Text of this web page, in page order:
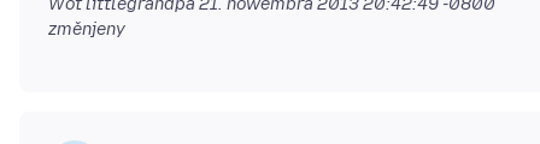
Wot littlegrandpa 21. nowembra 2013 20:42:49 -0800
změnjeny